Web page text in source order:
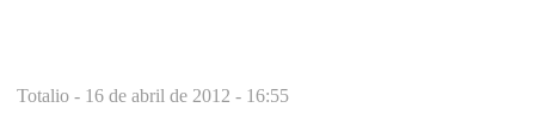
Totalio - 16 de abril de 2012 - 16:55